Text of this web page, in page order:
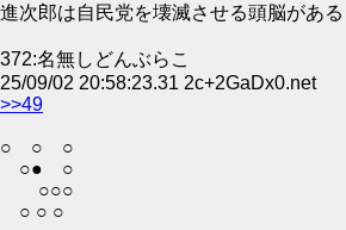
進次郎は自民党を壊滅させる頭脳がある
372:名無しどんぶらこ
25/09/02 20:58:23.31 2c+2GaDx0.net
>>49
○ ○ ○
○● ○
○○○
○ ○ ○